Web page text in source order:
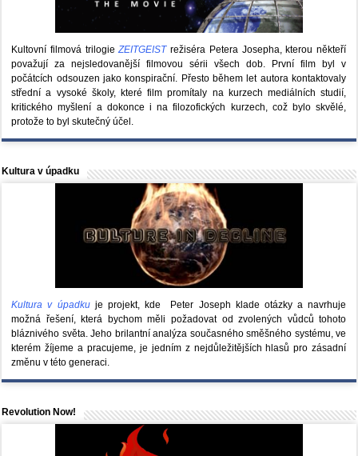
Kultovní filmová trilogieZEITGEISTrežiséra Petera Josepha, kterou někteří
považují za nejsledovanější filmovou sérii všech dob. První film byl v
počátcích odsouzen jako konspirační. Přesto během let autora kontaktovaly
střední a vysoké školy, které film promítaly na kurzech mediálních studií,
kritického myšlení a dokonce i na filozofických kurzech, což bylo skvělé,
protože to byl skutečný účel.
Kultura v úpadku
Kultura v úpadkuje projekt, kde Peter Joseph klade otázky a navrhuje
možná řešení, která bychom měli požadovat od zvolených vůdců tohoto
bláznivého světa. Jeho brilantní analýza současného směšného systému, ve
kterém žíjeme a pracujeme, je jedním z nejdůležitějších hlasů pro zásadní
změnu v této generaci.
Revolution Now!